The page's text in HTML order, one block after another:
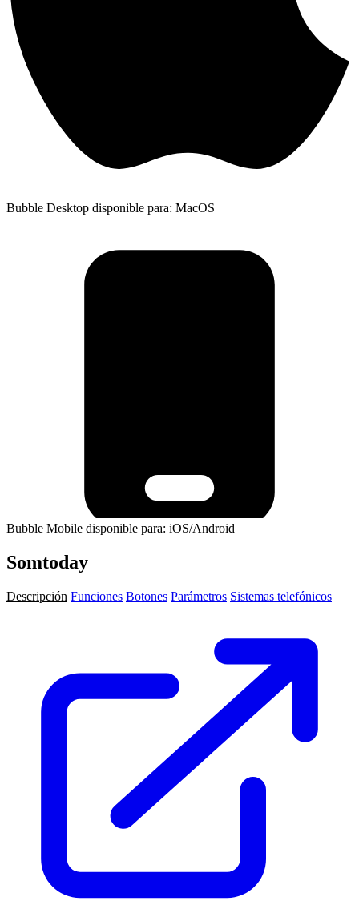
Bubble Desktop disponible para: MacOS
Bubble Mobile disponible para: iOS/Android
Somtoday
Descripción Funciones Botones Parámetros Sistemas telefónicos